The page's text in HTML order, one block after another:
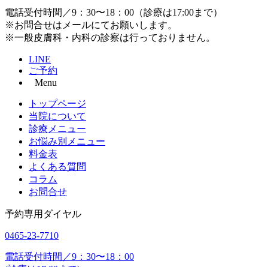
電話受付時間／9：30〜18：00（診療は17:00まで）
※お問合せはメールにてお願いします。
※一般皮膚科・内科の診察は行っておりません。
LINE
ご予約
Menu
トップページ
当院について
診療メニュー
お悩み別メニュー
料金表
よくある質問
コラム
お問合せ
予約専用ダイヤル
0465-23-7710
電話受付時間／9：30〜18：00